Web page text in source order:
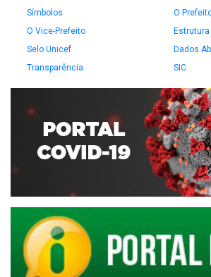
Símbolos
O
O Vice-Prefeito
Estrutura
Selo Unicef
Dados
Transparência
SIC